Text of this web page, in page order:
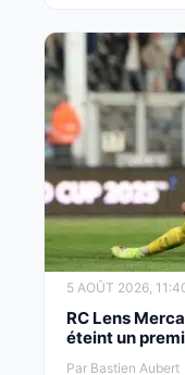
5 AOÛT 2026,
RC Lens
éteint un
Par Bastien Aubert